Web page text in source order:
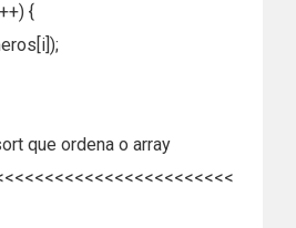
{
que ordena o array